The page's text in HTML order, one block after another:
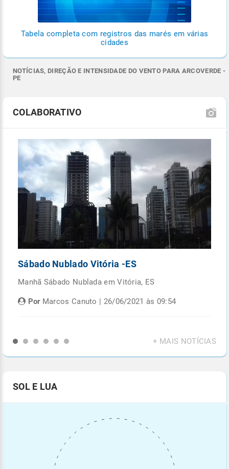
Tabela completa com registros das marés em várias
cidades
NOTÍCIAS, DIREÇÃO E INTENSIDADE DO VENTO PARA ARCOVERDE -
PE
COLABORATIVO
Sábado Nublado Vitória -ES
Manhã Sábado Nublada em Vitória, ES
PorMarcos Canuto | 26/06/2021 às 09:54
+ MAIS NOTÍCIAS
SOL E LUA